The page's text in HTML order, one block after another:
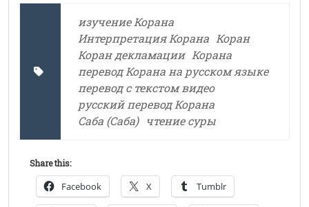
изучение Корана
Интерпретация Корана Коран
Коран декламации Корана
перевод Корана на русском языке
перевод с текстом видео
русский перевод Корана
Саба (Саба) чтение суры
Share this:
Facebook X Tumblr